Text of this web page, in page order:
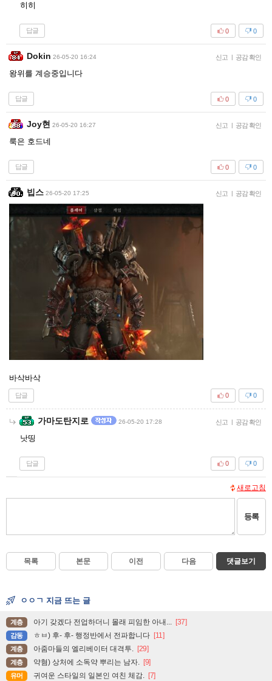
히히
답글 0
0
Dokin 26-05-20 16:24 신고 | 공감 확인
왕위를 계승중입니다
답글 0
0
Joy현 26-05-20 16:27 신고 | 공감 확인
룩은 호드네
답글 0
0
빕스 26-05-20 17:25 신고 | 공감 확인
바삭바삭
답글 0
0
가마도탄지로 26-05-20 17:28 신고 | 공감 확인
낫띵
답글 0
0
새로고침
등록
목록 본문 이전 다음 댓글보기
ㅇㅇㄱ 지금 뜨는 글
계층 아기 갖겠다 전업하더니 몰래 피임한 아내... [37]
감동 ㅎㅂ) 후- 후- 행정반에서 전파합니다 [11]
계층 아줌마들의 엘리베이터 대격투. [29]
계층 약혐) 상처에 소독약 뿌리는 남자. [9]
유머 귀여운 스타일의 일본인 여친 체감. [7]